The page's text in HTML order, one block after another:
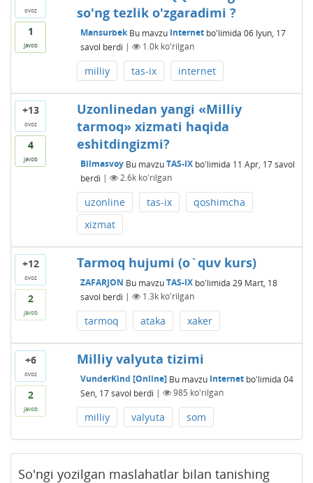
ovoz
1
javob
so'ng tezlik o'zgaradimi ?
Mansurbek Bu mavzu Internetbo'limida 06 Iyun, 17
savol berdi | 1.0kko'rilgan
milliy tas-ix internet
+13
ovoz
4
javob
Uzonlinedan yangi «Milliy
tarmoq» xizmati haqida
eshitdingizmi?
Bilmasvoy Bu mavzuTAS-IXbo'limida 11 Apr, 17 savol
berdi | 2.6kko'rilgan
uzonline tas-ix
qoshimcha
xizmat
+12
ovoz
2
javob
Tarmoq hujumi (o`quv kurs)
ZAFARJON Bu mavzuTAS-IXbo'limida 29 Mart, 18
savol berdi | 1.3kko'rilgan
tarmoq ataka xaker
+6
ovoz
2
javob
Milliy valyuta tizimi
VunderKind [Online] Bu mavzu Internetbo'limida 04
Sen, 17 savol berdi | 985 ko'rilgan
milliy valyuta som
So'ngi yozilgan maslahatlar bilan tanishing